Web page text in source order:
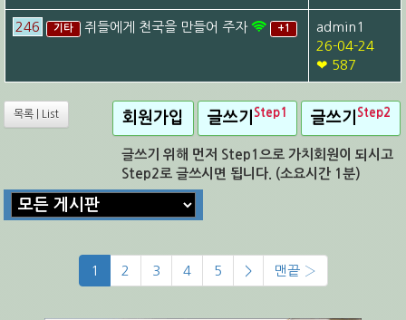
246 기타 쥐들에게 천국을 만들어 주자 +1
admin1
26-04-24
❤ 587
목록 | List 회원가입 글쓰기 Step1 글쓰기 Step2
글쓰기 위해 먼저 Step1으로 가치회원이 되시고
Step2로 글쓰시면 됩니다. (소요시간 1분)
1 2 3 4 5 > 맨끝 ›